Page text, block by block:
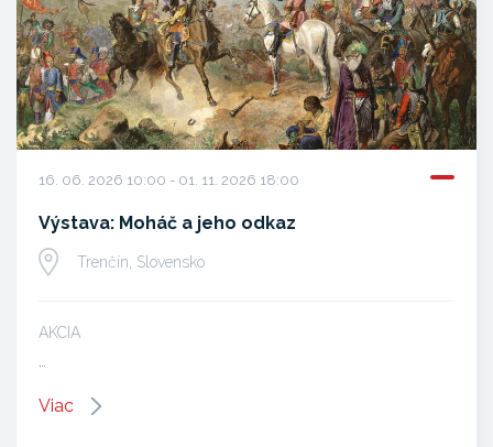
16. 06. 2026 10:00 - 01. 11. 2026 18:00
Výstava: Moháč a jeho odkaz
Trenčín, Slovensko
AKCIA
Viac